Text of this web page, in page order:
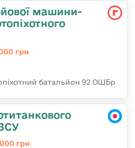
машини-
грн
батальйон 92 ОШБр
грн